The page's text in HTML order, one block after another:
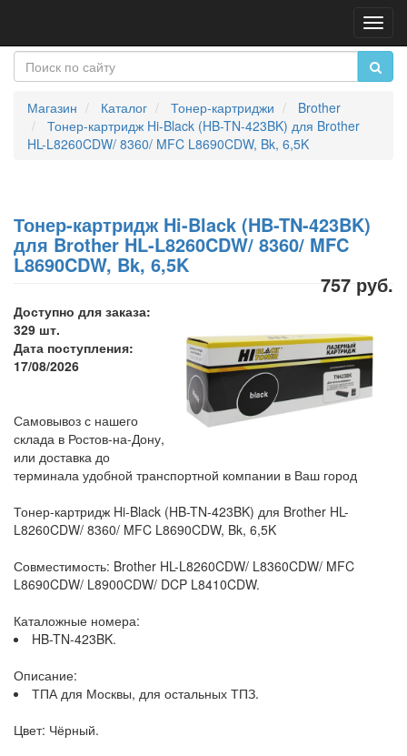
Магазин Каталог Тонер-картриджи
Brother
Тонер-картридж Hi-Black (HB-TN-423BK) для Brother
HL-L8260CDW/ 8360/ MFC L8690CDW, Bk, 6,5K
Тонер-картридж Hi-Black (HB-TN-423BK)
для Brother HL-L8260CDW/ 8360/ MFC
L8690CDW, Bk, 6,5K
757 руб.
Доступно для заказа:
329 шт.
Дата поступления:
17/08/2026
Самовывоз с нашего
склада в Ростов-на-Дону,
или доставка до
терминала удобной транспортной компании в Ваш город
Тонер-картридж Hi-Black (HB-TN-423BK) для Brother HL-
L8260CDW/ 8360/ MFC L8690CDW, Bk, 6,5K
Совместимость: Brother HL-L8260CDW/ L8360CDW/ MFC
L8690CDW/ L8900CDW/ DCP L8410CDW.
Каталожные номера:
HB-TN-423BK.
Описание:
ТПА для Москвы, для остальных ТПЗ.
Цвет: Чёрный.